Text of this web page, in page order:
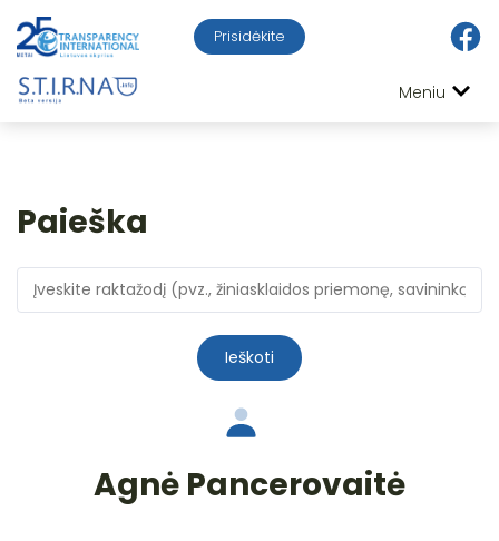
Prisidėkite
Meniu
Paieška
Ieškoti
Agnė Pancerovaitė